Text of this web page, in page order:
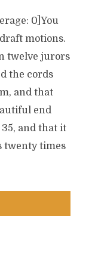
0]You
motions.
twelve jurors
the cords
and that
end
and that it
twenty times